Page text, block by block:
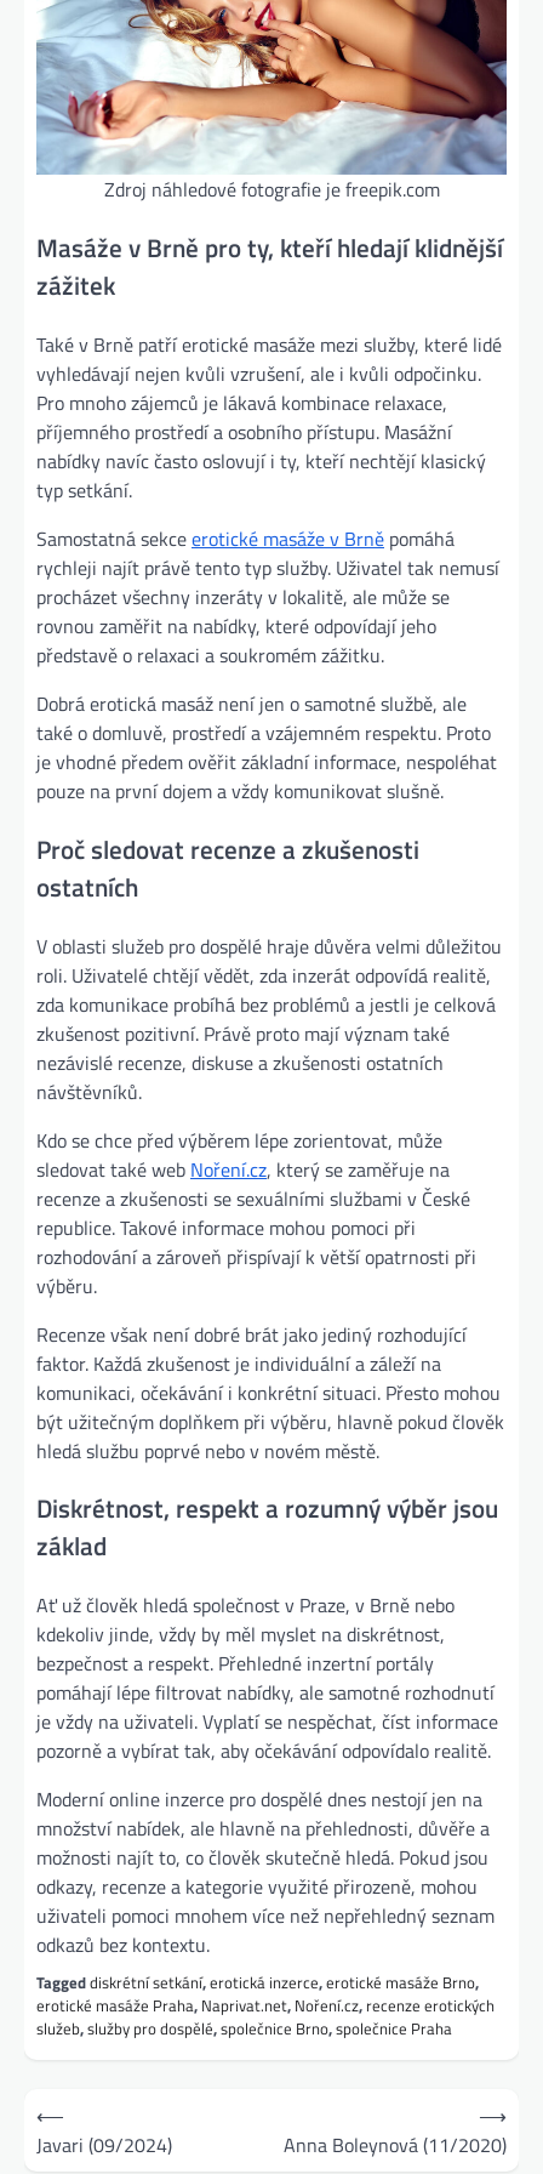
Zdroj náhledové fotografie je freepik.com
Masáže v Brně pro ty, kteří hledají klidnější
zážitek
Také v Brně patří erotické masáže mezi služby, které lidé
vyhledávají nejen kvůli vzrušení, ale i kvůli odpočinku.
Pro mnoho zájemců je lákavá kombinace relaxace,
příjemného prostředí a osobního přístupu. Masážní
nabídky navíc často oslovují i ty, kteří nechtějí klasický
typ setkání.
Samostatná sekceerotické masáže v Brně pomáhá
rychleji najít právě tento typ služby. Uživatel tak nemusí
procházet všechny inzeráty v lokalitě, ale může se
rovnou zaměřit na nabídky, které odpovídají jeho
představě o relaxaci a soukromém zážitku.
Dobrá erotická masáž není jen o samotné službě, ale
také o domluvě, prostředí a vzájemném respektu. Proto
je vhodné předem ověřit základní informace, nespoléhat
pouze na první dojem a vždy komunikovat slušně.
Proč sledovat recenze a zkušenosti
ostatních
V oblasti služeb pro dospělé hraje důvěra velmi důležitou
roli. Uživatelé chtějí vědět, zda inzerát odpovídá realitě,
zda komunikace probíhá bez problémů a jestli je celková
zkušenost pozitivní. Právě proto mají význam také
nezávislé recenze, diskuse a zkušenosti ostatních
návštěvníků.
Kdo se chce před výběrem lépe zorientovat, může
sledovat také web Noření.cz, který se zaměřuje na
recenze a zkušenosti se sexuálními službami v České
republice. Takové informace mohou pomoci při
rozhodování a zároveň přispívají k větší opatrnosti při
výběru.
Recenze však není dobré brát jako jediný rozhodující
faktor. Každá zkušenost je individuální a záleží na
komunikaci, očekávání i konkrétní situaci. Přesto mohou
být užitečným doplňkem při výběru, hlavně pokud člověk
hledá službu poprvé nebo v novém městě.
Diskrétnost, respekt a rozumný výběr jsou
základ
Ať už člověk hledá společnost v Praze, v Brně nebo
kdekoliv jinde, vždy by měl myslet na diskrétnost,
bezpečnost a respekt. Přehledné inzertní portály
pomáhají lépe filtrovat nabídky, ale samotné rozhodnutí
je vždy na uživateli. Vyplatí se nespěchat, číst informace
pozorně a vybírat tak, aby očekávání odpovídalo realitě.
Moderní online inzerce pro dospělé dnes nestojí jen na
množství nabídek, ale hlavně na přehlednosti, důvěře a
možnosti najít to, co člověk skutečně hledá. Pokud jsou
odkazy, recenze a kategorie využité přirozeně, mohou
uživateli pomoci mnohem více než nepřehledný seznam
odkazů bez kontextu.
Taggeddiskrétní setkání,erotická inzerce,erotické masáže Brno,
erotické masáže Praha, Naprivat.net, Noření.cz, recenze erotických
služeb,služby pro dospělé,společnice Brno,společnice Praha
Navigace
pro
⟵
Javari (09/2024)
Anna Boleynová (11/2020)
⟶